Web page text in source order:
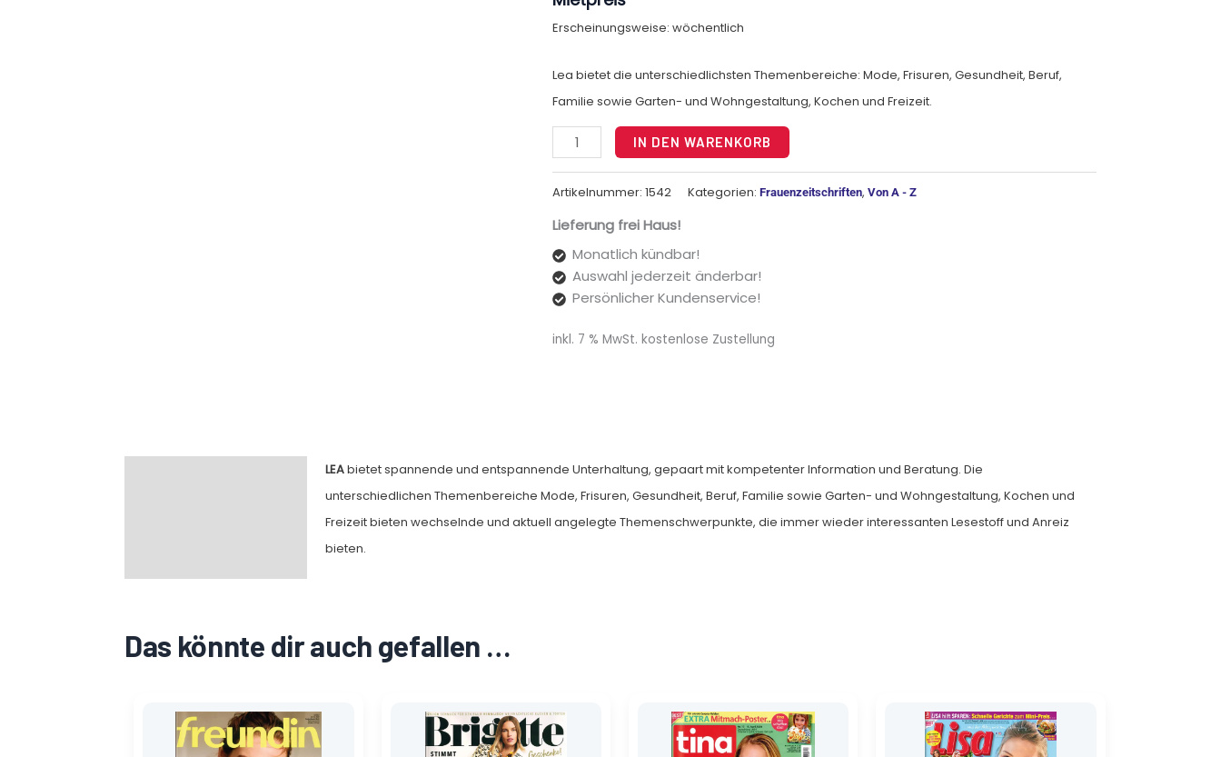
Erscheinungsweise: wöchentlich
Lea bietet die unterschiedlichsten Themenbereiche: Mode, Frisuren, Gesundheit, Beruf,
Familie sowie Garten- und Wohngestaltung, Kochen und Freizeit.
IN DEN WARENKORB
Artikelnummer: 1542 Kategorien: Frauenzeitschriften, Von A - Z
Lieferung frei Haus!
Monatlich kündbar!
Auswahl jederzeit änderbar!
Persönlicher Kundenservice!
inkl. 7 % MwSt. kostenlose Zustellung
LEAbietet spannende und entspannende Unterhaltung, gepaart mit kompetenter Information und Beratung. Die
unterschiedlichen Themenbereiche Mode, Frisuren, Gesundheit, Beruf, Familie sowie Garten- und Wohngestaltung, Kochen und
Freizeit bieten wechselnde und aktuell angelegte Themenschwerpunkte, die immer wieder interessanten Lesestoff und Anreiz
bieten.
Das könnte dir auch gefallen …
Preis
war:
4,30 €
Preis
ist:
1,40 €.
Preis
4,30 €
Preis
1,50 €.
Preis
war:
2,30 €
Preis
2,00 €.
Preis
war:
1,99 €
Preis
1,40 €.